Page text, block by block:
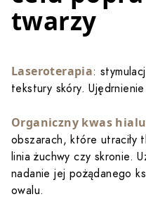
twarzy
Laseroterapia:
tekstury skóry.
Organiczny kwas
obszarach, które utraciły
linia żuchwy czy skronie.
nadanie jej pożądanego
owalu.